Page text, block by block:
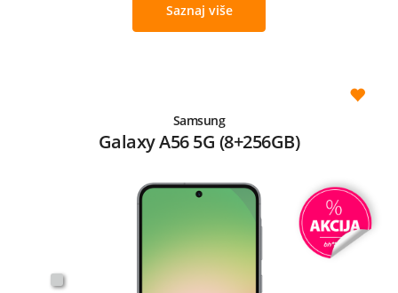
Saznaj više
Samsung
Galaxy A56 5G (8+256GB)